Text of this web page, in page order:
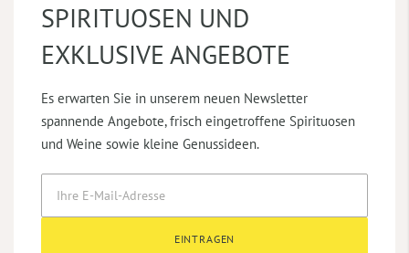
SPIRITUOSEN UND
EXKLUSIVE ANGEBOTE
Es erwarten Sie in unserem neuen Newsletter
spannende Angebote, frisch eingetroffene Spirituosen
und Weine sowie kleine Genussideen.
EINTRAGEN